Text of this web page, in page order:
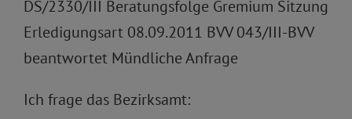
DS/2330/III Beratungsfolge Gremium Sitzung
Erledigungsart 08.09.2011 BVV 043/III-BVV
beantwortet Mündliche Anfrage
Ich frage das Bezirksamt: